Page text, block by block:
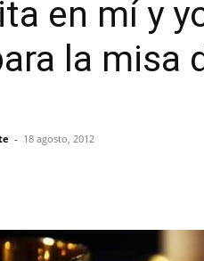
en mí y
la misa
- 18 agosto, 2012